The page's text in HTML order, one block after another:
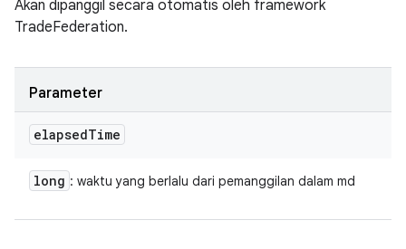
Akan dipanggil secara otomatis oleh framework
TradeFederation.
Parameter
elapsedTime
long : waktu yang berlalu dari pemanggilan dalam md